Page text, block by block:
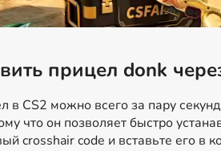
прицел donk
в CS2 можно всего за пару
что он позволяет быстро
crosshair code и вставьте его в